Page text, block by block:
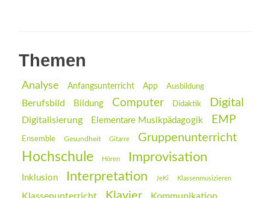
Themen
Analyse Anfangsunterricht App Ausbildung
Berufsbild Bildung Computer Didaktik Digital
Digitalisierung Elementare Musikpädagogik EMP
Ensemble Gesundheit Gitarre Gruppenunterricht
Hochschule Hören Improvisation
Inklusion Interpretation JeKi Klassenmusizieren
Klavier